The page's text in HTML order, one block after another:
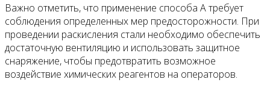
Важно отметить, что применение способа A требует
соблюдения определенных мер предосторожности. При
проведении раскисления стали необходимо обеспечить
достаточную вентиляцию и использовать защитное
снаряжение, чтобы предотвратить возможное
воздействие химических реагентов на операторов.